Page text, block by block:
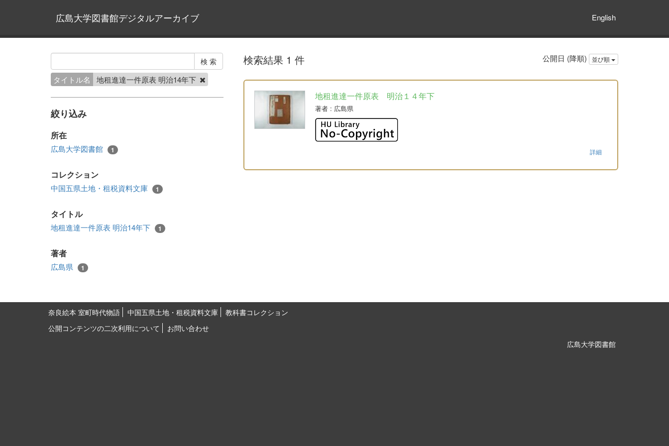
広島大学図書館デジタルアーカイブ English
タイトル名 地租進達一件原表 明治14年下
絞り込み
所在
広島大学図書館 1
コレクション
中国五県土地・租税資料文庫 1
タイトル
地租進達一件原表 明治14年下 1
著者
広島県 1
検索結果 1 件 公開日 (降順) 並び順
地租進達一件原表 明治１４年下
著者: 広島県
詳細
奈良絵本 室町時代物語 中国五県土地・租税資料文庫
教科書コレクション
公開コンテンツの二次利用について
お問い合わせ
広島大学図書館